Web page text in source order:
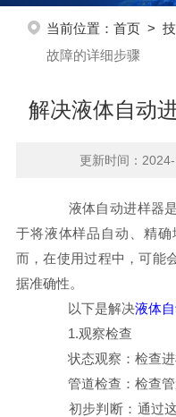
当前位置： 首页>
故障的详细步骤
解决液体自动
更新时间：
液体自动进样器是
于将液体样品自动、精
而，在使用过程中，可能
据准确性。
以下是解决液体
1.观察检查
状态观察：检查进
管道检查：检查管
初步判断：通过这